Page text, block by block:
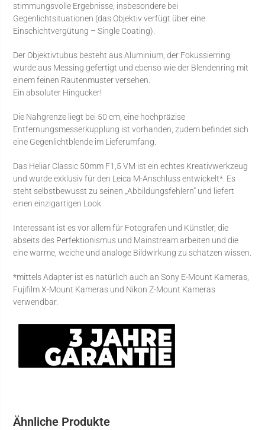
stimmungsvolle Ergebnisse, insbesondere bei
Gegenlichtsituationen (das Objektiv verfügt über eine
Einschichtvergütung – Single Coating).
Der Objektivtubus besteht aus Aluminium, der Fokussierring
wurde aus Messing gefertigt und ebenso wie der Blendenring mit
einem feinen Rautenmuster versehen.
Ein absoluter Hingucker!
Die Nahgrenze liegt bei 50 cm, eine hochpräzise
Entfernungsmesserkupplung ist vorhanden, zudem befindet sich
eine Gegenlichtblende im Lieferumfang.
Das Heliar Classic 50mm F1,5 VM ist ein echtes Kreativwerkzeug
und wurde exklusiv für den Leica M-Anschluss entwickelt*. Es
steht selbstbewusst zu seinen „Abbildungsfehlern“ und liefert
einen einzigartigen Look.
Interessant ist es vor allem für Fotografen und Künstler, die
abseits des Perfektionismus und Mainstream arbeiten und die
eine warme, weiche und analoge Bildwirkung zu schätzen wissen.
*mittels Adapter ist es natürlich auch an Sony E-Mount Kameras,
Fujifilm X-Mount Kameras und Nikon Z-Mount Kameras
verwendbar.
Ähnliche Produkte